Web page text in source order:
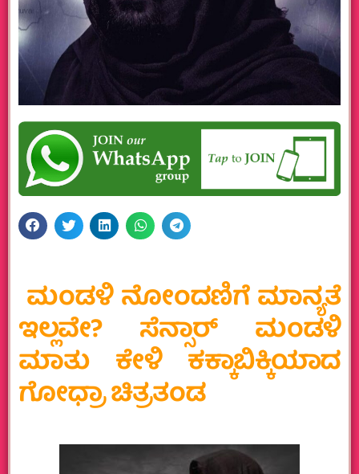
ಮಂಡಳಿ ನೋಂದಣಿಗೆ ಮಾನ್ಯತೆ
ಇಲ್ಲವೇ? ಸೆನ್ಸಾರ್ ಮಂಡಳಿ
ಮಾತು ಕೇಳಿ ಕಕ್ಕಾಬಿಕ್ಕಿಯಾದ
ಗೋಧ್ರಾ ಚಿತ್ರತಂಡ